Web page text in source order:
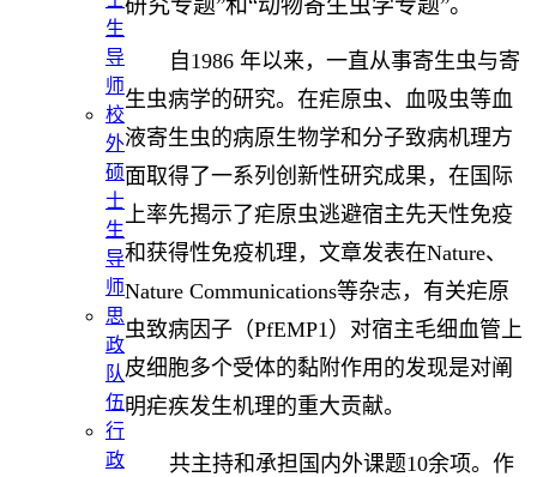
生
导
师
校
外
硕
士
生
导
师
思
政
队
伍
行
政
研究专题”和“动物寄生虫学专题”。
自1986 年以来，一直从事寄生虫与寄
生虫病学的研究。在疟原虫、血吸虫等血
液寄生虫的病原生物学和分子致病机理方
面取得了一系列创新性研究成果，在国际
上率先揭示了疟原虫逃避宿主先天性免疫
和获得性免疫机理，文章发表在Nature、
Nature Communications等杂志，有关疟原
虫致病因子（PfEMP1）对宿主毛细血管上
皮细胞多个受体的黏附作用的发现是对阐
明疟疾发生机理的重大贡献。
共主持和承担国内外课题10余项。作